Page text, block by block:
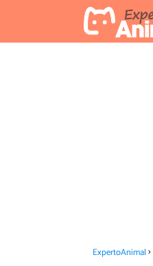
ExpertoAnimal